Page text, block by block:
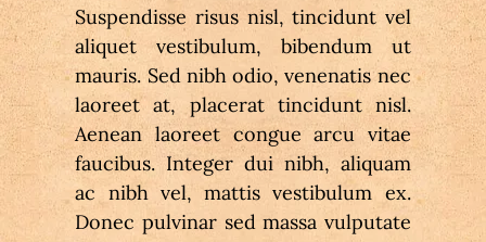
Suspendisse risus nisl, tincidunt vel
aliquet vestibulum, bibendum ut
mauris. Sed nibh odio, venenatis nec
laoreet at, placerat tincidunt nisl.
Aenean laoreet congue arcu vitae
faucibus. Integer dui nibh, aliquam
ac nibh vel, mattis vestibulum ex.
Donec pulvinar sed massa vulputate